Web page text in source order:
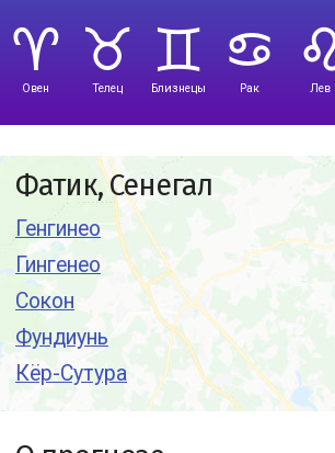
Овен Телец Близнецы Рак Лев
Фатик, Сенегал
Генгинео
Гингенео
Сокон
Фундиунь
Кёр-Сутура